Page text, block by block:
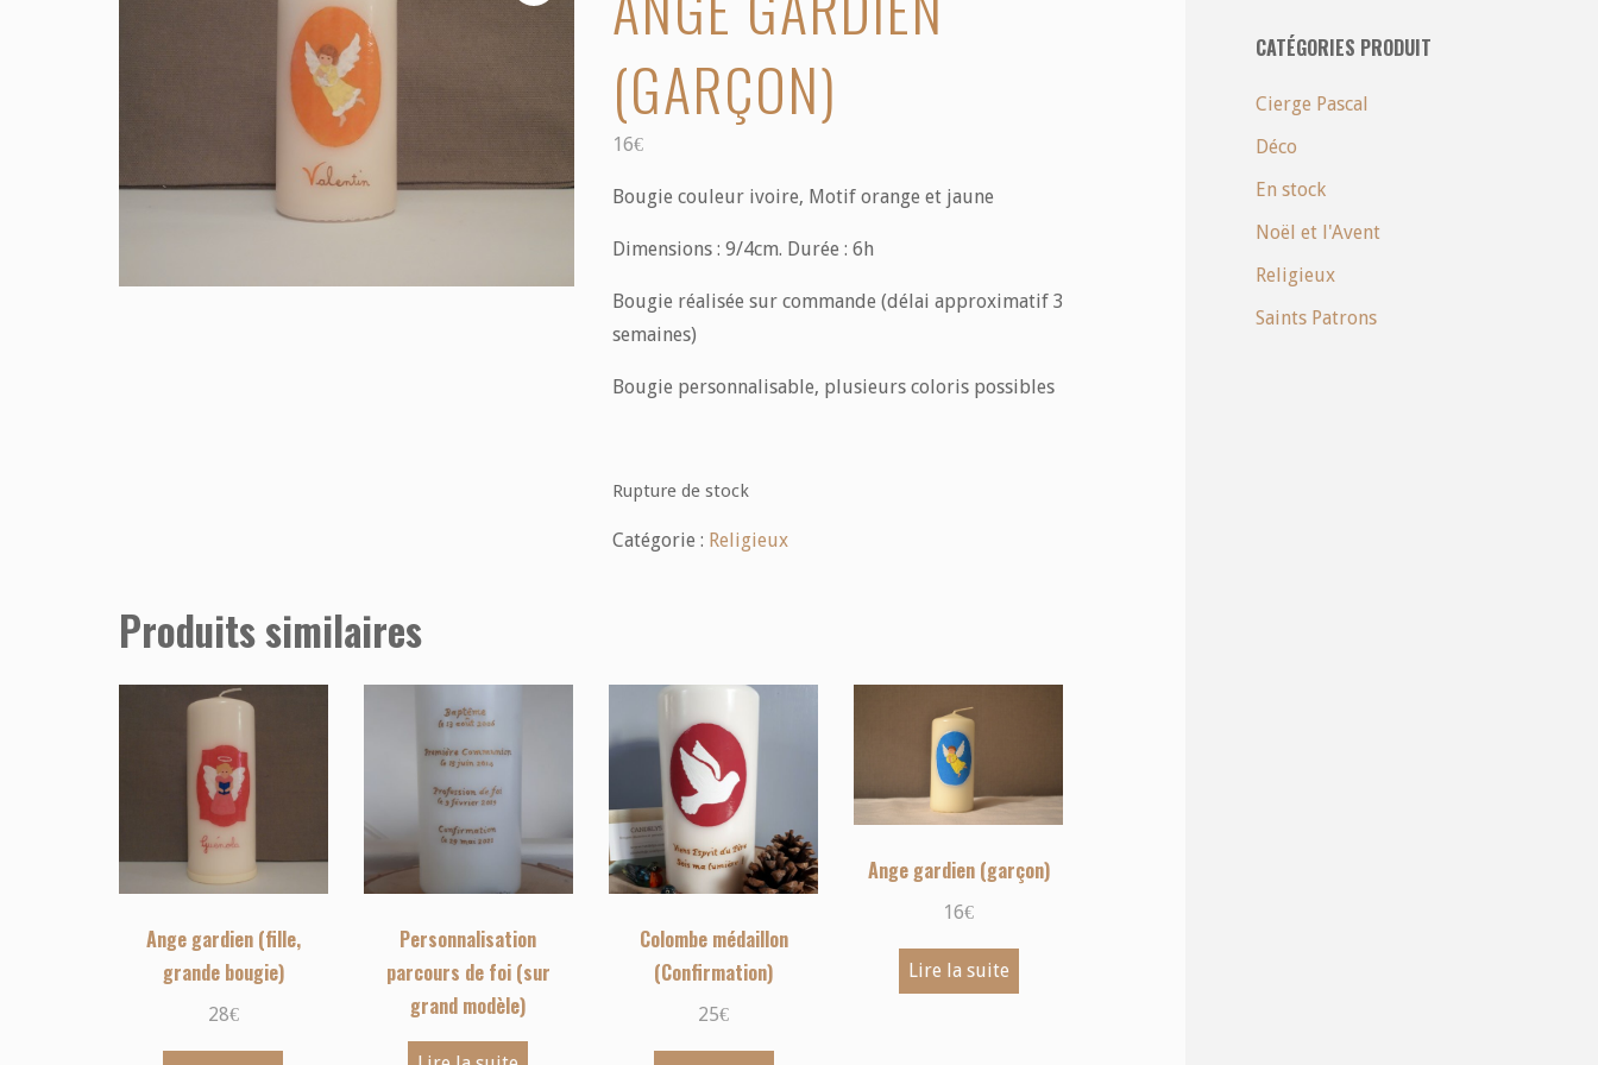
(GARÇON)
16€
Bougie couleur ivoire, Motif orange et jaune
Dimensions : 9/4cm. Durée : 6h
Bougie réalisée sur commande (délai approximatif 3
semaines)
Bougie personnalisable, plusieurs coloris possibles
Rupture de stock
Catégorie : Religieux
Produits similaires
Ange gardien (fille,
grande bougie)
28€
Personnalisation
parcours de foi (sur
grand modèle)
Colombe médaillon
(Confirmation)
25€
Ange gardien (garçon)
16€
Lire la suite
CATÉGORIES PRODUIT
Cierge Pascal
Déco
En stock
Noël et l'Avent
Religieux
Saints Patrons